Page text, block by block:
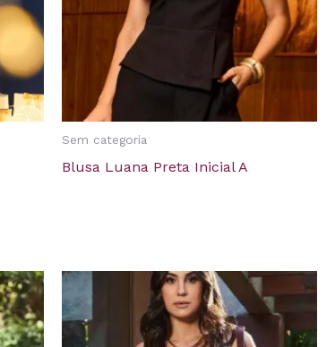
Sem categoria
Blusa Luana Preta Inicial A